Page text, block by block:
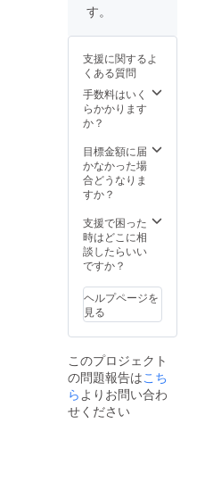
了承く
い。
す。
支援に関するよ
くある質問
手数料はいく
らかかります
か？
目標金額に届
かなかった場
合どうなりま
すか？
支援で困った
時はどこに相
談したらいい
ですか？
ヘルプページを
見る
このプロジェクト
の問題報告はこち
ら よりお問い合わ
せください